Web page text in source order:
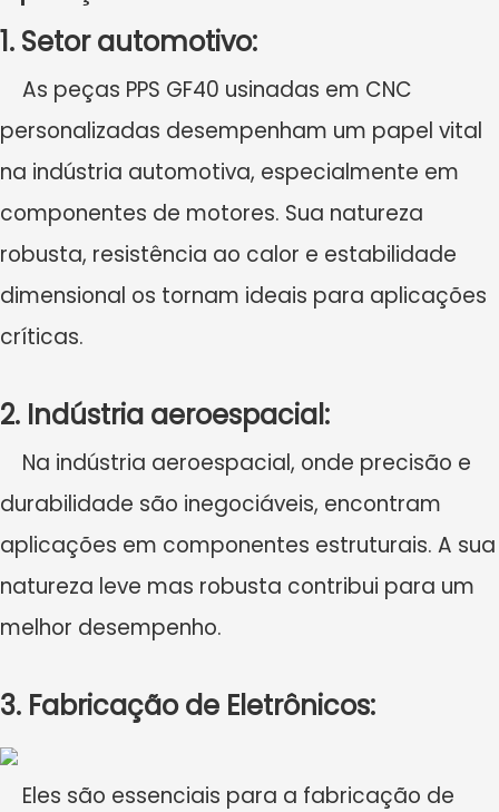
1. Setor automotivo:
As peças PPS GF40 usinadas em CNC
personalizadas desempenham um papel vital
na indústria automotiva, especialmente em
componentes de motores. Sua natureza
robusta, resistência ao calor e estabilidade
dimensional os tornam ideais para aplicações
críticas.
2. Indústria aeroespacial:
Na indústria aeroespacial, onde precisão e
durabilidade são inegociáveis, encontram
aplicações em componentes estruturais. A sua
natureza leve mas robusta contribui para um
melhor desempenho.
3. Fabricação de Eletrônicos:
Eles são essenciais para a fabricação de